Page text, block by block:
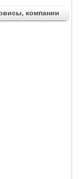
компании